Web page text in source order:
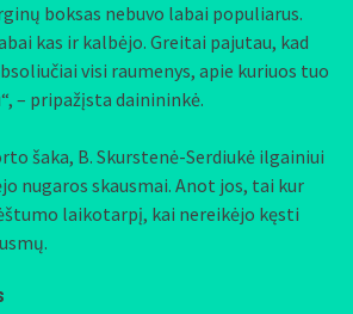
boksas nebuvo labai populiarus.
kas ir kalbėjo. Greitai pajutau, kad
visi raumenys, apie kuriuos tuo
– pripažįsta dainininkė.
šaka, B. Skurstenė-Serdiukė ilgainiui
nugaros skausmai. Anot jos, tai kur
laikotarpį, kai nereikėjo kęsti